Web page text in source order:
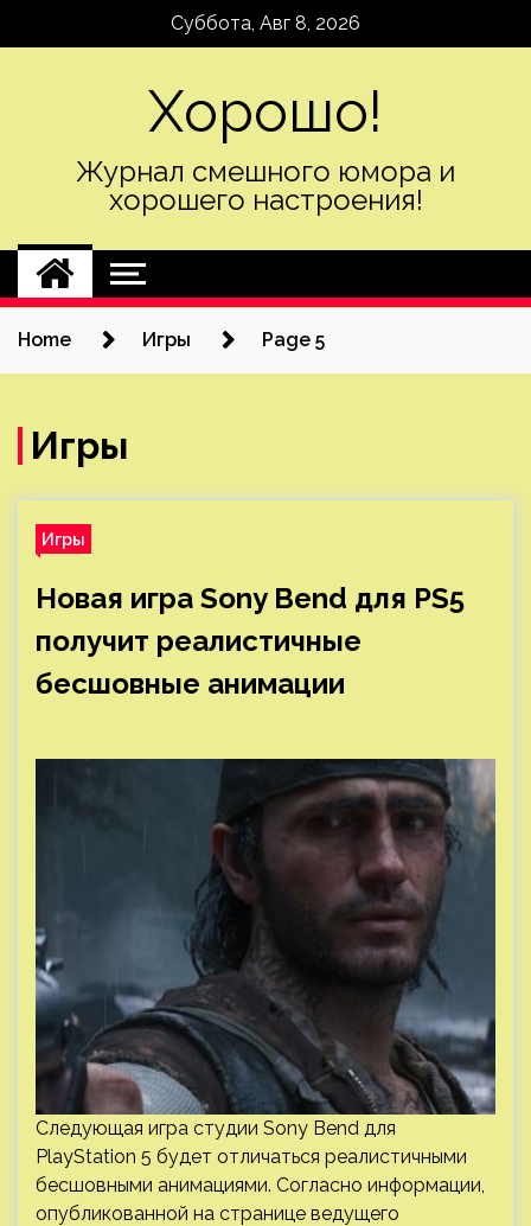
Суббота, Авг 8, 2026
Хорошо!
Журнал смешного юмора и
хорошего настроения!
Home Игры Page 5
Игры
Игры
Новая игра Sony Bend для PS5
получит реалистичные
бесшовные анимации
Следующая игра студии Sony Bend для
PlayStation 5 будет отличаться реалистичными
бесшовными анимациями. Согласно информации,
опубликованной на странице ведущего